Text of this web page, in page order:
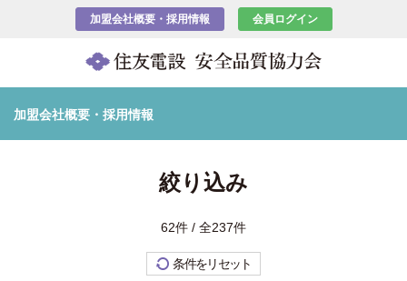
加盟会社概要・採用情報 会員ログイン
加盟会社概要・採用情報
絞り込み
62件 / 全237件
条件をリセット